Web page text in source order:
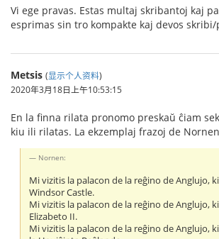
Vi ege pravas. Estas multaj skribantoj kaj
esprimas sin tro kompakte kaj devos
Metsis (显示个人资料)
2020年3月18日上午10:53:15
En la finna rilata pronomo preskaŭ ĉiam
kiu ili rilatas. La ekzemplaj frazoj de Nornen
Nornen:
Mi vizitis la palacon de la reĝino de Anglujo,
Windsor Castle.
Mi vizitis la palacon de la reĝino de Anglujo,
Elizabeto II.
Mi vizitis la palacon de la reĝino de Anglujo,